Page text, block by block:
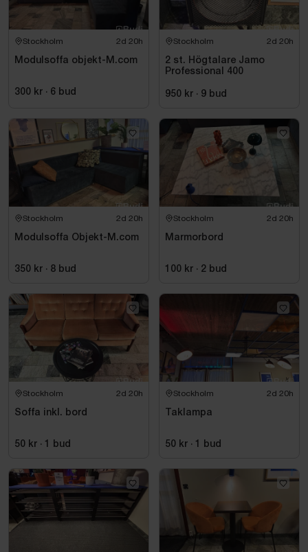
Stockholm 2d 20h
Modulsoffa objekt-M.com
300 kr · 6 bud
Stockholm 2d 20h
2 st. Högtalare Jamo
Professional 400
950 kr · 9 bud
Stockholm 2d 20h
Modulsoffa Objekt-M.com
350 kr · 8 bud
Stockholm 2d 20h
Marmorbord
100 kr · 2 bud
Stockholm 2d 20h
Soffa inkl. bord
50 kr · 1 bud
Stockholm 2d 20h
Taklampa
50 kr · 1 bud